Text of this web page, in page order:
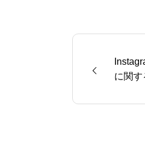
に関す